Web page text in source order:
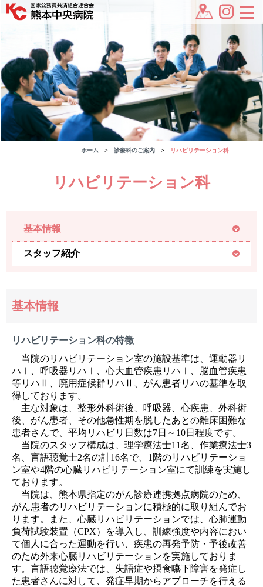
ホーム 診療科のご案内 リハビリテーション科
リハビリテーション科
基本情報
スタッフ紹介
基本情報
リハビリテーション科の特徴
当院のリハビリテーション室の施設基準は、運動器リ
ハⅠ、呼吸器リハⅠ、心大血管疾患リハⅠ、脳血管疾患
等リハⅡ、廃用症候群リハⅡ、がん患者リハの基準を取
得しております。
主な対象は、整形外科術後、呼吸器、心疾患、外科術
後、がん患者、その他急性期を脱したあとの離床困難な
患者さんで、平均リハビリ日数は7日～10日程度です。
当院のスタッフ構成は、理学療法士11名、作業療法士3
名、言語聴覚士2名の計16名で、1階のリハビリテーショ
ン室や4階の心臓リハビリテーション室にて訓練を実施し
ております。
当院は、熊本県指定のがん診療連携拠点病院のため、
がん患者のリハビリテーションに積極的に取り組んでお
ります。また、心臓リハビリテーションでは、心肺運動
負荷試験装置（CPX）を導入し、訓練強度や内容におい
て個人に合った運動を行い、疾患の再発予防・予後改善
のため外来心臓リハビリテーションを実施しておりま
す。言語聴覚療法では、失語症や摂食嚥下障害を発症し
た患者さんに対して、発症早期からアプローチを行える